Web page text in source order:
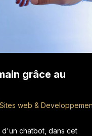
grâce au
Sites web &
d'un chatbot, dans cet